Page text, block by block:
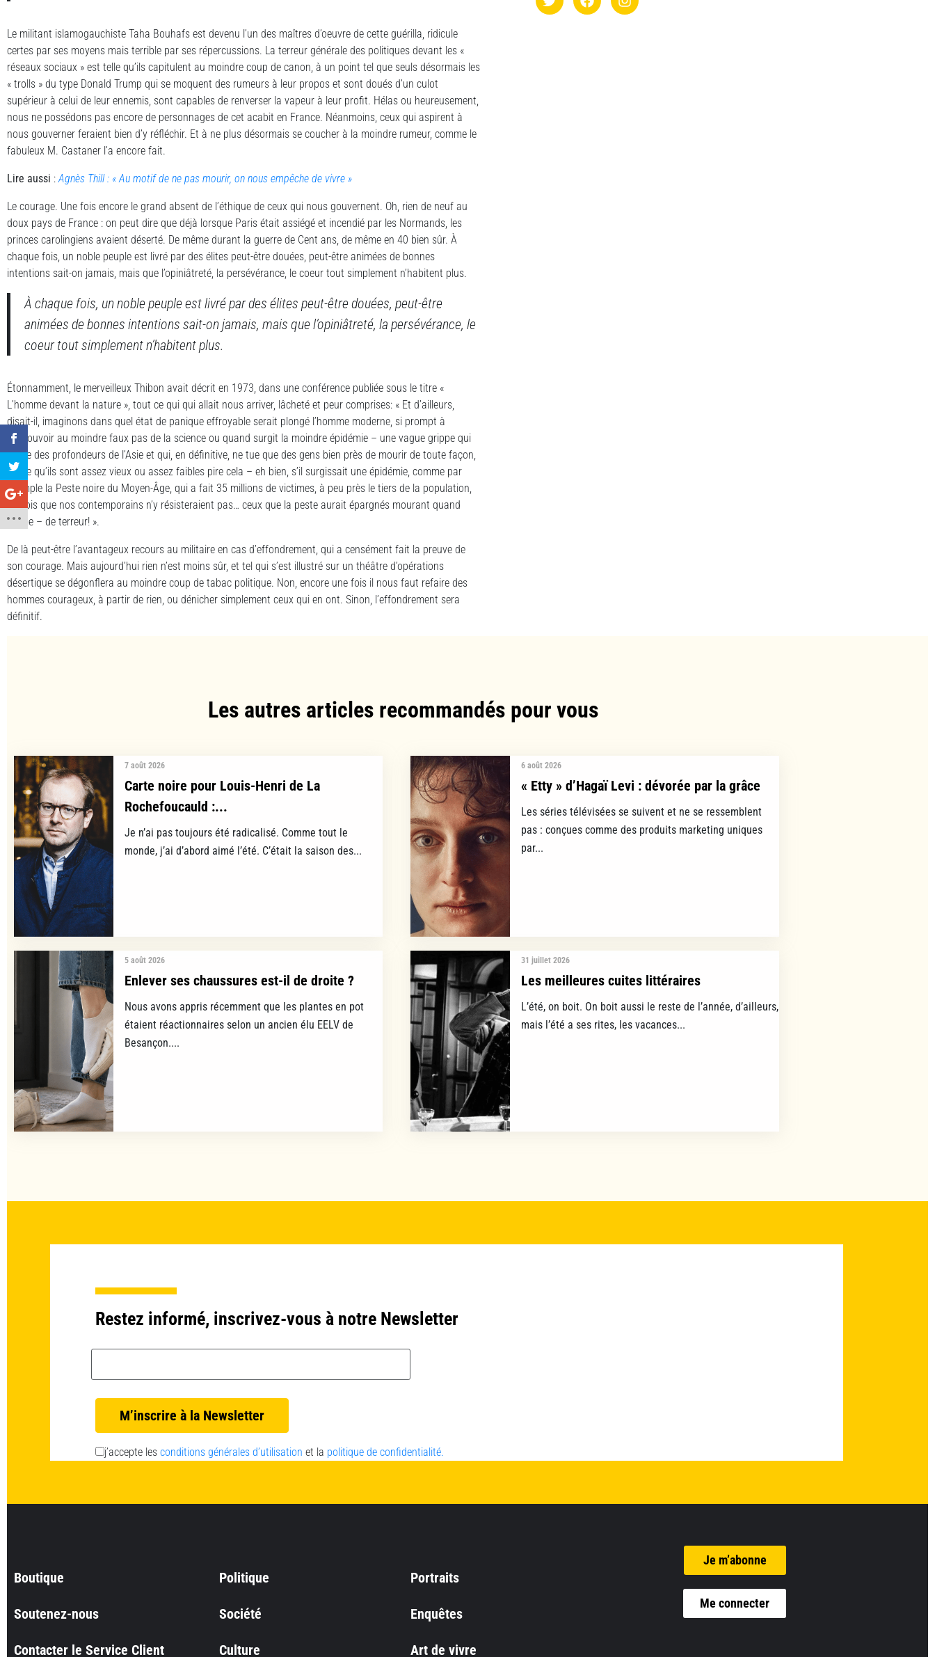
Le militant islamogauchiste Taha Bouhafs est devenu l’un des maîtres d’oeuvre de cette guérilla, ridicule
certes par ses moyens mais terrible par ses répercussions. La terreur générale des politiques devant les «
réseaux sociaux » est telle qu’ils capitulent au moindre coup de canon, à un point tel que seuls désormais les
« trolls » du type Donald Trump qui se moquent des rumeurs à leur propos et sont doués d’un culot
supérieur à celui de leur ennemis, sont capables de renverser la vapeur à leur profit. Hélas ou heureusement,
nous ne possédons pas encore de personnages de cet acabit en France. Néanmoins, ceux qui aspirent à
nous gouverner feraient bien d’y réfléchir. Et à ne plus désormais se coucher à la moindre rumeur, comme le
fabuleux M. Castaner l’a encore fait.
Lire aussi : Agnès Thill : « Au motif de ne pas mourir, on nous empêche de vivre »
Le courage. Une fois encore le grand absent de l’éthique de ceux qui nous gouvernent. Oh, rien de neuf au
doux pays de France : on peut dire que déjà lorsque Paris était assiégé et incendié par les Normands, les
princes carolingiens avaient déserté. De même durant la guerre de Cent ans, de même en 40 bien sûr. À
chaque fois, un noble peuple est livré par des élites peut-être douées, peut-être animées de bonnes
intentions sait-on jamais, mais que l’opiniâtreté, la persévérance, le coeur tout simplement n’habitent plus.
À chaque fois, un noble peuple est livré par des élites peut-être douées, peut-être
animées de bonnes intentions sait-on jamais, mais que l’opiniâtreté, la persévérance, le
coeur tout simplement n’habitent plus.
Étonnamment, le merveilleux Thibon avait décrit en 1973, dans une conférence publiée sous le titre «
L’homme devant la nature », tout ce qui qui allait nous arriver, lâcheté et peur comprises: « Et d’ailleurs,
disait-il, imaginons dans quel état de panique effroyable serait plongé l’homme moderne, si prompt à
s’émouvoir au moindre faux pas de la science ou quand surgit la moindre épidémie – une vague grippe qui
arrive des profondeurs de l’Asie et qui, en définitive, ne tue que des gens bien près de mourir de toute façon,
parce qu’ils sont assez vieux ou assez faibles pire cela – eh bien, s’il surgissait une épidémie, comme par
exemple la Peste noire du Moyen-Âge, qui a fait 35 millions de victimes, à peu près le tiers de la population,
je crois que nos contemporains n’y résisteraient pas… ceux que la peste aurait épargnés mourant quand
même – de terreur! ».
De là peut-être l’avantageux recours au militaire en cas d’effondrement, qui a censément fait la preuve de
son courage. Mais aujourd’hui rien n’est moins sûr, et tel qui s’est illustré sur un théâtre d’opérations
désertique se dégonflera au moindre coup de tabac politique. Non, encore une fois il nous faut refaire des
hommes courageux, à partir de rien, ou dénicher simplement ceux qui en ont. Sinon, l’effondrement sera
définitif.
Les autres articles recommandés pour vous​
7 août 2026
Carte noire pour Louis-Henri de La
Rochefoucauld :...
Je n’ai pas toujours été radicalisé. Comme tout le
monde, j’ai d’abord aimé l’été. C’était la saison des...
6 août 2026
« Etty » d’Hagaï Levi : dévorée par la grâce
Les séries télévisées se suivent et ne se ressemblent
pas : conçues comme des produits marketing uniques
par...
5 août 2026
Enlever ses chaussures est-il de droite ?
Nous avons appris récemment que les plantes en pot
étaient réactionnaires selon un ancien élu EELV de
Besançon....
31 juillet 2026
Les meilleures cuites littéraires
L’été, on boit. On boit aussi le reste de l’année, d’ailleurs,
mais l’été a ses rites, les vacances...
Restez informé, inscrivez-vous à notre Newsletter
j’accepte les conditions générales d’utilisation et la politique de confidentialité.
Boutique
Soutenez-nous
Contacter le Service Client
Politique
Société
Culture
Portraits
Enquêtes
Art de vivre
Je m’abonne
Me connecter